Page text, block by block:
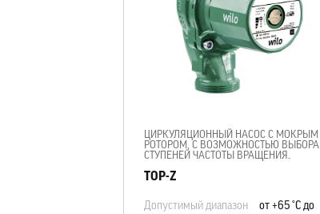
ЦИРКУЛЯЦИОННЫЙ НАСОС С МОКРЫМ
РОТОРОМ, С ВОЗМОЖНОСТЬЮ ВЫБОРА
СТУПЕНЕЙ ЧАСТОТЫ ВРАЩЕНИЯ.
TOP-Z
Допустимый диапазон
от +65 °C до